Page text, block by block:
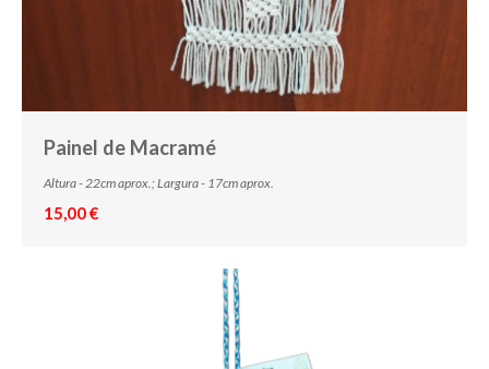
Painel de Macramé
Altura - 22cm aprox.; Largura - 17cm aprox.
15,00 €